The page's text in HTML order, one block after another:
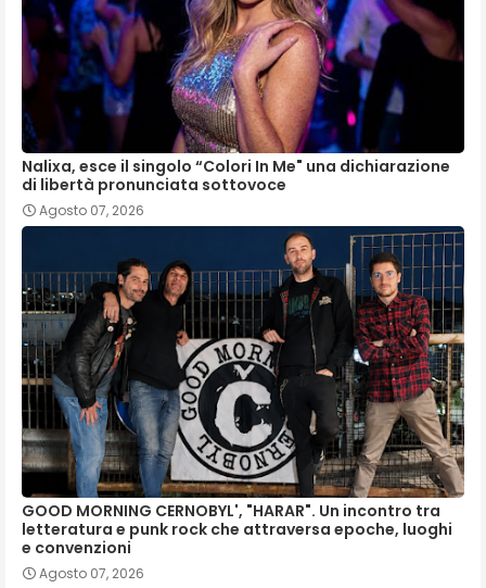
Nalixa, esce il singolo “Colori In Me" una dichiarazione
di libertà pronunciata sottovoce
Agosto 07, 2026
GOOD MORNING CERNOBYL', "HARAR". Un incontro tra
letteratura e punk rock che attraversa epoche, luoghi
e convenzioni
Agosto 07, 2026